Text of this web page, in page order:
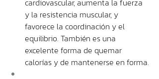
y la resistencia muscular, y
favorece la coordinación y el
equilibrio. También es una
excelente forma de quemar
calorías y de mantenerse en forma.